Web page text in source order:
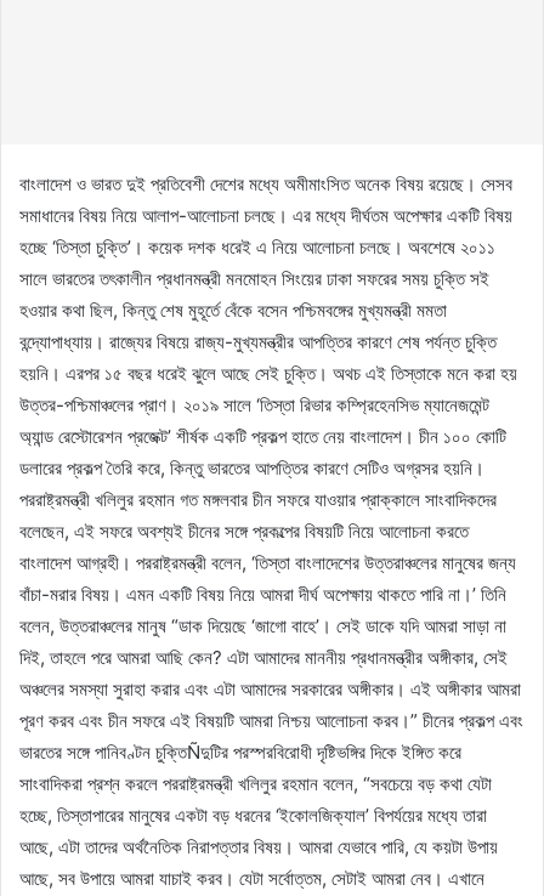
বাংলাদেশ ও ভারত দুই প্রতিবেশী দেশের মধ্যে অমীমাংসিত অনেক বিষয় রয়েছে। সেসব
সমাধানের বিষয় নিয়ে আলাপ-আলোচনা চলছে। এর মধ্যে দীর্ঘতম অপেক্ষার একটি বিষয়
হচ্ছে ‘তিস্তা চুক্তি’। কয়েক দশক ধরেই এ নিয়ে আলোচনা চলছে। অবশেষে ২০১১
সালে ভারতের তৎকালীন প্রধানমন্ত্রী মনমোহন সিংয়ের ঢাকা সফরের সময় চুক্তি সই
হওয়ার কথা ছিল, কিন্তু শেষ মুহূর্তে বেঁকে বসেন পশ্চিমবঙ্গের মুখ্যমন্ত্রী মমতা
বন্দ্যোপাধ্যায়। রাজ্যের বিষয়ে রাজ্য-মুখ্যমন্ত্রীর আপত্তির কারণে শেষ পর্যন্ত চুক্তি
হয়নি। এরপর ১৫ বছর ধরেই ঝুলে আছে সেই চুক্তি। অথচ এই তিস্তাকে মনে করা হয়
উত্তর-পশ্চিমাঞ্চলের প্রাণ। ২০১৯ সালে ‘তিস্তা রিভার কম্প্রিহেনসিভ ম্যানেজমেন্ট
অ্যান্ড রেস্টোরেশন প্রজেক্ট’ শীর্ষক একটি প্রকল্প হাতে নেয় বাংলাদেশ। চীন ১০০ কোটি
ডলারের প্রকল্প তৈরি করে, কিন্তু ভারতের আপত্তির কারণে সেটিও অগ্রসর হয়নি।
পররাষ্ট্রমন্ত্রী খলিলুর রহমান গত মঙ্গলবার চীন সফরে যাওয়ার প্রাক্কালে সাংবাদিকদের
বলেছেন, এই সফরে অবশ্যই চীনের সঙ্গে প্রকল্পের বিষয়টি নিয়ে আলোচনা করতে
বাংলাদেশ আগ্রহী। পররাষ্ট্রমন্ত্রী বলেন, ‘তিস্তা বাংলাদেশের উত্তরাঞ্চলের মানুষের জন্য
বাঁচা-মরার বিষয়। এমন একটি বিষয় নিয়ে আমরা দীর্ঘ অপেক্ষায় থাকতে পারি না।’ তিনি
বলেন, উত্তরাঞ্চলের মানুষ “ডাক দিয়েছে ‘জাগো বাহে’। সেই ডাকে যদি আমরা সাড়া না
দিই, তাহলে পরে আমরা আছি কেন? এটা আমাদের মাননীয় প্রধানমন্ত্রীর অঙ্গীকার, সেই
অঞ্চলের সমস্যা সুরাহা করার এবং এটা আমাদের সরকারের অঙ্গীকার। এই অঙ্গীকার আমরা
পূরণ করব এবং চীন সফরে এই বিষয়টি আমরা নিশ্চয় আলোচনা করব।” চীনের প্রকল্প এবং
ভারতের সঙ্গে পানিবণ্টন চুক্তিÑদুটির পরস্পরবিরোধী দৃষ্টিভঙ্গির দিকে ইঙ্গিত করে
সাংবাদিকরা প্রশ্ন করলে পররাষ্ট্রমন্ত্রী খলিলুর রহমান বলেন, “সবচেয়ে বড় কথা যেটা
হচ্ছে, তিস্তাপারের মানুষের একটা বড় ধরনের ‘ইকোলজিক্যাল’ বিপর্যয়ের মধ্যে তারা
আছে, এটা তাদের অর্থনৈতিক নিরাপত্তার বিষয়। আমরা যেভাবে পারি, যে কয়টা উপায়
আছে, সব উপায়ে আমরা যাচাই করব। যেটা সর্বোত্তম, সেটাই আমরা নেব। এখানে